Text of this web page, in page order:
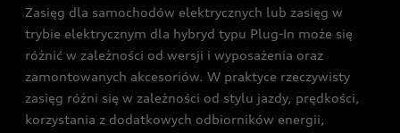
Zasięg dla samochodów elektrycznych lub zasięg w
trybie elektrycznym dla hybryd typu Plug-In może się
różnić w zależności od wersji i wyposażenia oraz
zamontowanych akcesoriów. W praktyce rzeczywisty
zasięg różni się w zależności od stylu jazdy, prędkości,
korzystania z dodatkowych odbiorników energii,